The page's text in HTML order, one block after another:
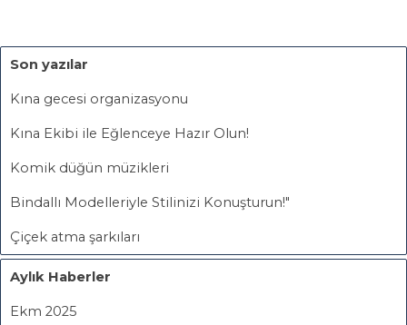
Son yazılar
Kına gecesi organizasyonu
Kına Ekibi ile Eğlenceye Hazır Olun!
Komik düğün müzikleri
Bindallı Modelleriyle Stilinizi Konuşturun!"
Çiçek atma şarkıları
Aylık Haberler
Ekm 2025